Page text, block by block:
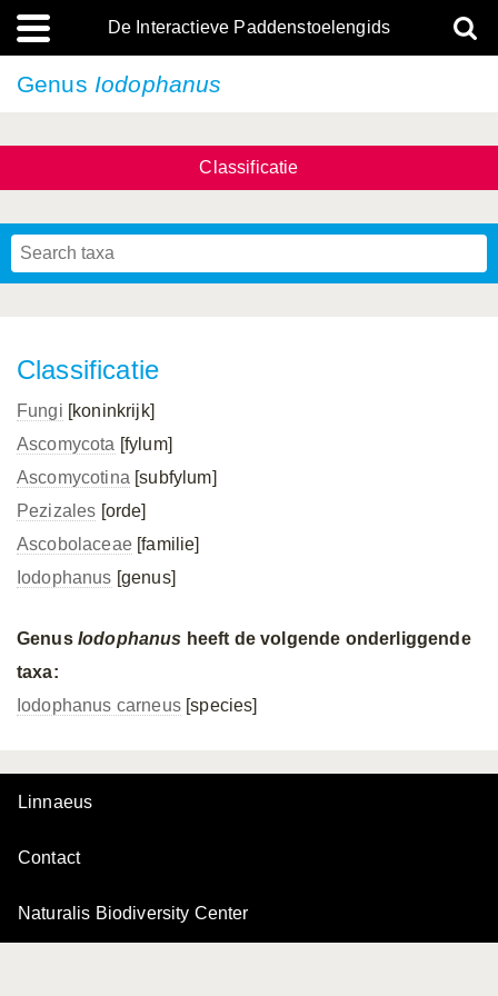
De Interactieve Paddenstoelengids
Genus Iodophanus
Classificatie
Classificatie
Fungi [koninkrijk]
Ascomycota [fylum]
Ascomycotina [subfylum]
Pezizales [orde]
Ascobolaceae[familie]
Iodophanus [genus]
Genus Iodophanus heeft de volgende onderliggende
taxa:
Iodophanus carneus[species]
Linnaeus
Contact
Naturalis Biodiversity Center